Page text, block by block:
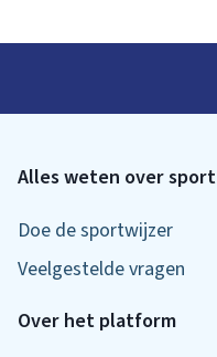
Alles weten over sport
Doe de sportwijzer
Veelgestelde vragen
Over het platform